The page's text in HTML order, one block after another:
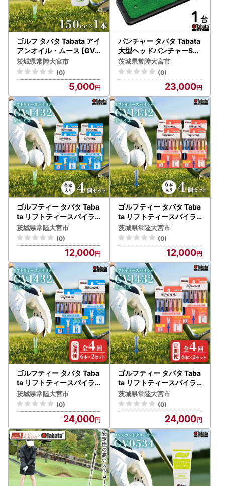
ゴルフ タバタ Tabata アイ
アンオイル・ムース [GV0
538] 150cc メンテナンス
【ゴルフ】【ho1636】
茨城県常陸大宮市
(0)
5,000
パンチャー タバタ Tabata
大型ヘッドパンチャーSTD
[GV0268] 1台 ゴルフ 【
パンチャー】【ho1637】
茨城県常陸大宮市
(0)
23,000
ゴルフティー タバタ Taba
ta リフトティースパイラ
ル GV1432 Mサイズ×4個
セット 【ゴルフティー】
【ho1626-1】
茨城県常陸大宮市
(0)
12,000
ゴルフティー タバタ Taba
ta リフトティースパイラ
ル GV1432 Lサイズ×4個
セット 【ゴルフティー】
【ho1627-1】
茨城県常陸大宮市
(0)
12,000
ゴルフティー タバタ Taba
ta リフトティースパイラ
ル GV1432 Mサイズ×2個
セット 全4回 【ゴルフテ
ィー】【ho1628-1】
茨城県常陸大宮市
(0)
24,000
ゴルフティー タバタ Taba
ta リフトティースパイラ
ル GV1432 Lサイズ×2個
セット 全4回 【ゴルフテ
ィー】【ho1629-1】
茨城県常陸大宮市
(0)
24,000